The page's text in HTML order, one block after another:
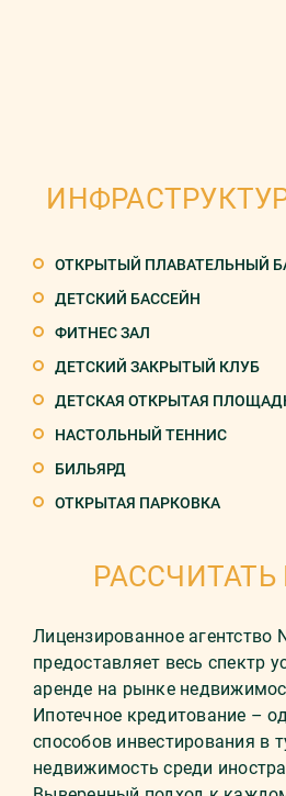
ОТКРЫТЫЙ ПЛАВАТЕЛЬНЫЙ
ДЕТСКИЙ БАССЕЙН
ФИТНЕС ЗАЛ
ДЕТСКИЙ ЗАКРЫТЫЙ КЛУБ
ДЕТСКАЯ ОТКРЫТАЯ
НАСТОЛЬНЫЙ ТЕННИС
БИЛЬЯРД
ОТКРЫТАЯ ПАРКОВКА
РАССЧИТАТЬ
Лицензированное агентство
предоставляет весь спектр
аренде на рынке
Ипотечное кредитование –
способов инвестирования в
недвижимость среди